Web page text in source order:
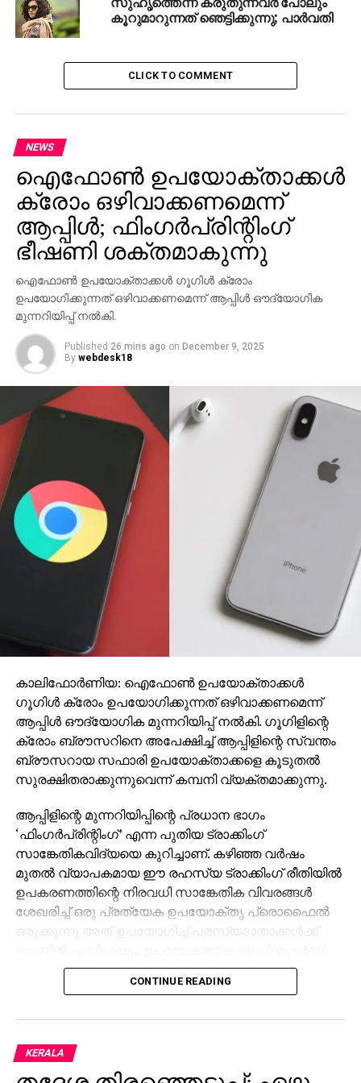
ACTRESS PARVATHY
ACTRESS SAJITHA MADATHIL
UP NEXT
അപേക്ഷയുമായി സച്ചിന്‍ ടെണ്ടുല്‍ക്കര്‍
ബിജെപിയുടെ ആസ്തി കുന്നുകൂടി; 11
കൂറുമാറുന്നത് ഞെട്ടിക്കുന്നു; പാര്‍വതി
CLICK TO COMMENT
NEWS
ഐഫോണ്‍ ഉപയോക്താക്കള്‍
ക്രോം ഒഴിവാക്കണമെന്ന്
ആപ്പിള്‍; ഫിംഗര്‍പ്രിന്റിംഗ്
ഭീഷണി ശക്തമാകുന്നു
ഐഫോണ്‍ ഉപയോക്താക്കള്‍ ഗൂഗിള്‍ ക്രോം
ഉപയോഗിക്കുന്നത് ഒഴിവാക്കണമെന്ന് ആപ്പിള്‍ ഔദ്യോഗിക
മുന്നറിയിപ്പ് നല്‍കി.
Published 26 mins ago on December 9, 2025
By webdesk18
കാലിഫോര്‍ണിയ: ഐഫോണ്‍ ഉപയോക്താക്കള്‍
ഗൂഗിള്‍ ക്രോം ഉപയോഗിക്കുന്നത് ഒഴിവാക്കണമെന്ന്
ആപ്പിള്‍ ഔദ്യോഗിക മുന്നറിയിപ്പ് നല്‍കി. ഗൂഗിളിന്റെ
ക്രോം ബ്രൗസറിനെ അപേക്ഷിച്ച് ആപ്പിളിന്റെ സ്വന്തം
ബ്രൗസറായ സഫാരി ഉപയോക്താക്കളെ കൂടുതല്‍
സുരക്ഷിതരാക്കുന്നുവെന്ന് കമ്പനി വ്യക്തമാക്കുന്നു.
ആപ്പിളിന്റെ മുന്നറിയിപ്പിന്റെ പ്രധാന ഭാഗം
‘ഫിംഗര്‍പ്രിന്റിംഗ്’ എന്ന പുതിയ ട്രാക്കിംഗ്
സാങ്കേതികവിദ്യയെ കുറിച്ചാണ്. കഴിഞ്ഞ വര്‍ഷം
മുതല്‍ വ്യാപകമായ ഈ രഹസ്യ ട്രാക്കിംഗ് രീതിയില്‍
ഉപകരണത്തിന്റെ നിരവധി സാങ്കേതിക വിവരങ്ങള്‍
ശേഖരിച്ച് ഒരു പ്രത്യേക ഉപയോക്തൃ പ്രൊഫൈല്‍
ഒരുക്കുന്നു അത് ഉപയോഗിച്ച് പരസ്യദാതാക്കള്‍ക്ക്
ടാര്‍ഗെറ്റഡ് പരസ്യങ്ങള്‍ കാണിക്കാന്‍ കഴിയും.
പ്രവര്‍ത്തനം നേരിട്ട് തടയാനും സാധിക്കില്ല. ഗൂഗിള്‍
ഈ സാങ്കേതികവിദ്യയിലുള്ള നിയന്ത്രണങ്ങള്‍ നീക്കം
ചെയ്തതോടെ ഇത് കൂടുതല്‍ അപകടകരമായതായി
CONTINUE READING
KERALA